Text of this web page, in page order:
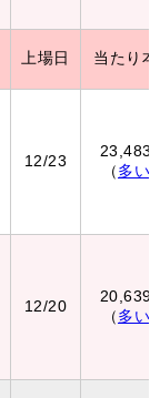
上場日 当たり
12/23
23,483
（ 多い
12/20
20,639
（ 多い